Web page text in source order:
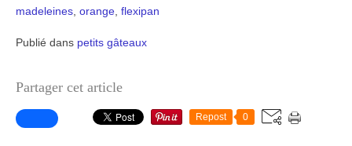
madeleines orange flexipan
Publié dans petits gâteaux
Partager cet article
Repost 0